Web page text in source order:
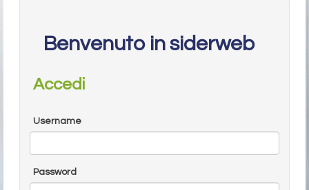
Benvenuto in siderweb
Accedi
Username
Password